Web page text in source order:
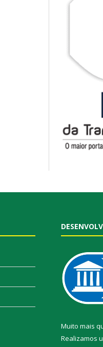
Muito mais
Realizamos